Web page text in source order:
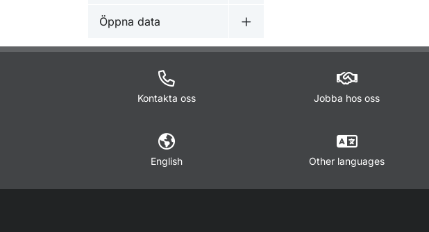
Öppna data
Undermeny för Öppna data
Kontakta oss Jobba hos oss
English Other languages